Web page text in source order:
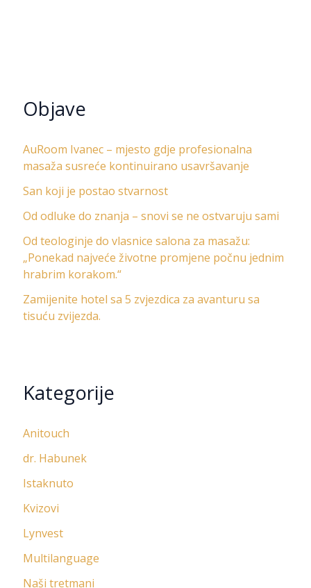
Objave
AuRoom Ivanec – mjesto gdje profesionalna
masaža susreće kontinuirano usavršavanje
San koji je postao stvarnost
Od odluke do znanja – snovi se ne ostvaruju sami
Od teologinje do vlasnice salona za masažu:
„Ponekad najveće životne promjene počnu jednim
hrabrim korakom.“
Zamijenite hotel sa 5 zvjezdica za avanturu sa
tisuću zvijezda.
Kategorije
Anitouch
dr. Habunek
Istaknuto
Kvizovi
Lynvest
Multilanguage
Naši tretmani